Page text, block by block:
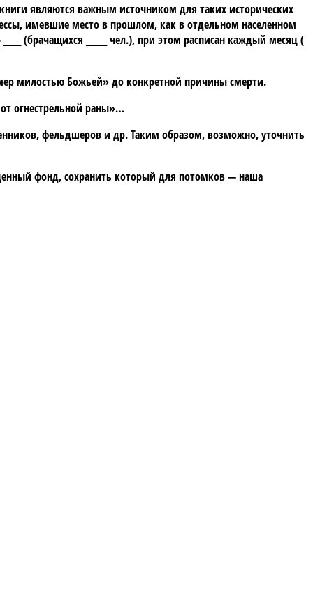
являются важным источником для таких исторических
имевшие место в прошлом, как в отдельном населенном
(брачащихся ______ чел.), при этом расписан каждый месяц (
милостью Божьей» до конкретной причины смерти.
огнестрельной раны»…
фельдшеров и др. Таким образом, возможно, уточнить
фонд, сохранить который для потомков — наша